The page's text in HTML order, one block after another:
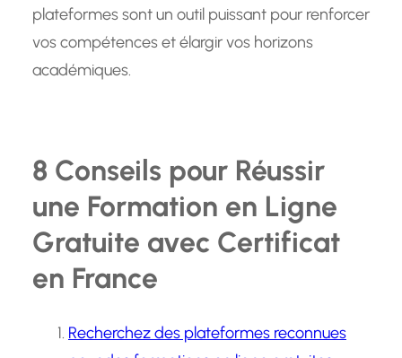
plateformes sont un outil puissant pour renforcer
vos compétences et élargir vos horizons
académiques.
8 Conseils pour Réussir
une Formation en Ligne
Gratuite avec Certificat
en France
Recherchez des plateformes reconnues